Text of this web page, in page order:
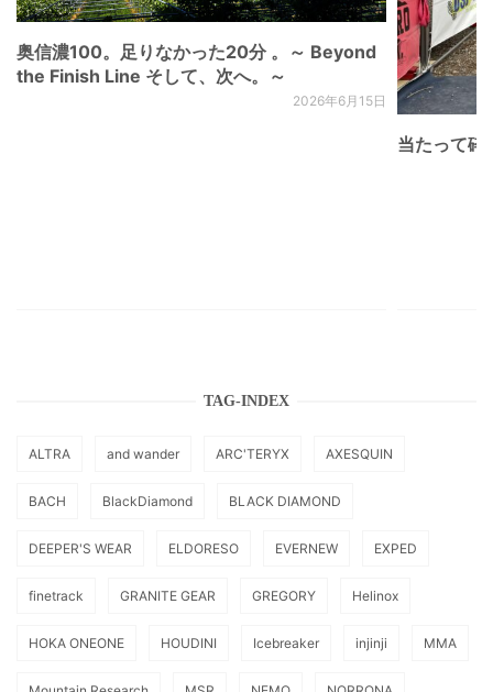
奥信濃100。足りなかった20分 。～ Beyond
the Finish Line そして、次へ。～
2026年6月15日
当たって砕
TAG-INDEX
ALTRA and wander ARC'TERYX AXESQUIN
BACH BlackDiamond BLACK DIAMOND
DEEPER'S WEAR ELDORESO EVERNEW EXPED
finetrack GRANITE GEAR GREGORY Helinox
HOKA ONEONE HOUDINI Icebreaker injinji MMA